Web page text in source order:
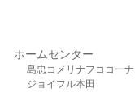
ホームセンター
島忠 コメリ ナフコ コー
ジョイフル本田